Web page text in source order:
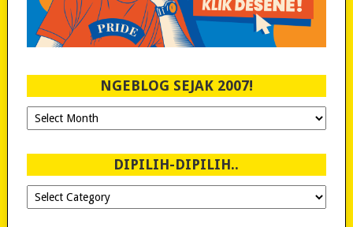
NGEBLOG SEJAK 2007!
Ngeblog
Sejak
DIPILIH-DIPILIH..
Dipilih-
dipilih..